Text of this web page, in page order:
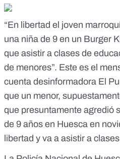
“En libertad el joven
una niña de 9 en un Burger
que asistir a clases de
de menores”. Este es el
cuenta desinformadora El
que un menor,
que presuntamente agredió
de 9 años en Huesca en
libertad y va a asistir a